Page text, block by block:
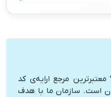
معتبرترین مرجع ارایه‌ی کد
است. سازمان ما با هدف